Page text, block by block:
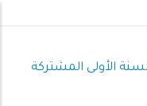
الأولى المشتركة